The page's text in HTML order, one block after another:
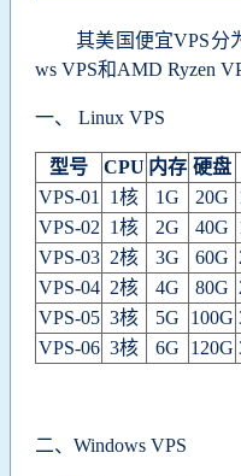
其美国便宜VPS分为
ws VPS和AMD Ryzen
一、 Linux VPS
型号 CPU 内存 硬盘
VPS-01
1核 1G 20G
VPS-02 1核 2G 40G
VPS-03 2核 3G 60G
VPS-04 2核 4G 80G
VPS-05 3核 5G 100G
VPS-06 3核 6G 120G
二、Windows VPS